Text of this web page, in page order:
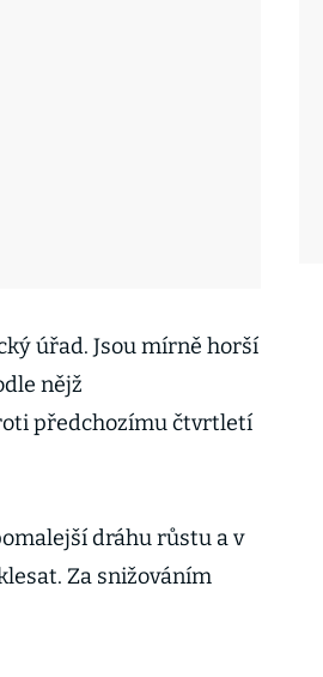
úřad. Jsou mírně horší
nějž
předchozímu čtvrtletí
dráhu růstu a v
Za snižováním